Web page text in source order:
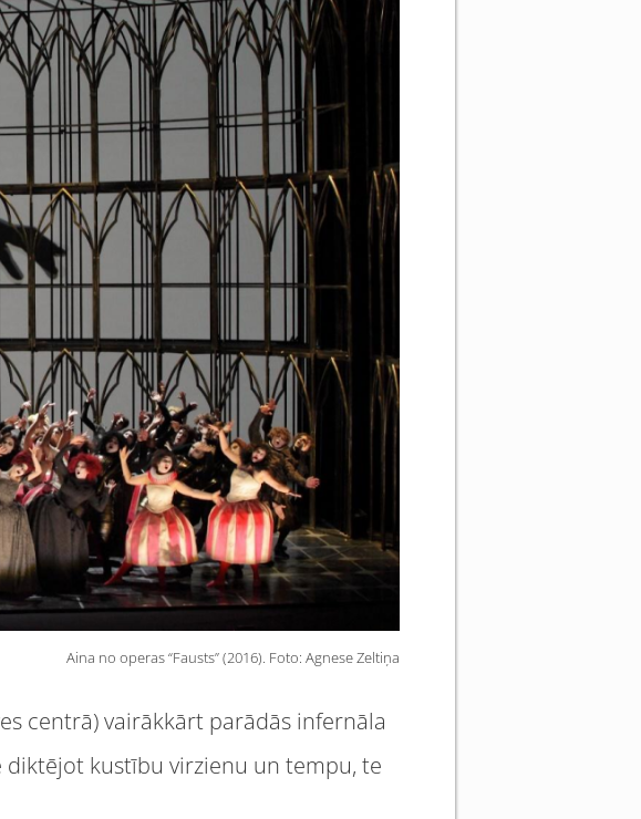
Aina no operas “Fausts” (2016). Foto: Agnese Zeltiņa
centrā) vairākkārt parādās infernāla
diktējot kustību virzienu un tempu, te